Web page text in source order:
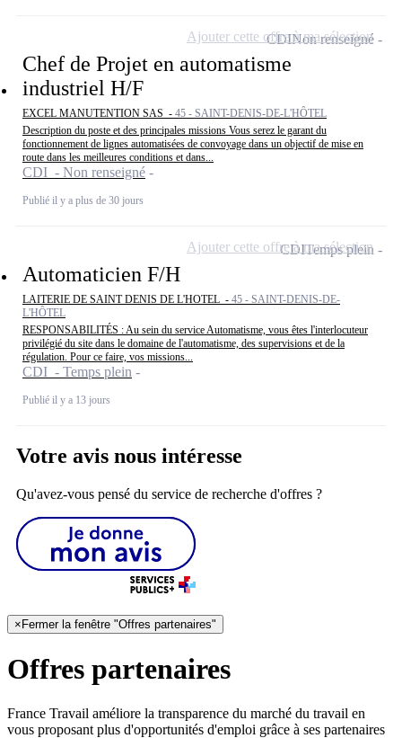
Chef de Projet en automatisme
industriel H/F
EXCEL MANUTENTION SAS - 45 - SAINT-DENIS-DE-L'HÔTEL
Description du poste et des principales missions Vous serez le garant du
fonctionnement de lignes automatisées de convoyage dans un objectif de mise en
route dans les meilleures conditions et dans...
CDI - Non renseigné
Publié il y a plus de 30 jours
CDINon renseigné
Ajouter cette offre à ma sélection
Automaticien F/H
LAITERIE DE SAINT DENIS DE L'HOTEL - 45 - SAINT-DENIS-DE-
L'HÔTEL
RESPONSABILITÉS : Au sein du service Automatisme, vous êtes l'interlocuteur
privilégié du site dans le domaine de l'automatisme, des supervisions et de la
régulation. Pour ce faire, vos missions...
CDI - Temps plein
Publié il y a 13 jours
CDITemps plein
Ajouter cette offre à ma sélection
Votre avis nous intéresse
Qu'avez-vous pensé du service de recherche d'offres ?
× Fermer la fenêtre "Offres partenaires"
Offres partenaires
France Travail améliore la transparence du marché du travail en
vous proposant plus d'opportunités d'emploi grâce à ses partenaires